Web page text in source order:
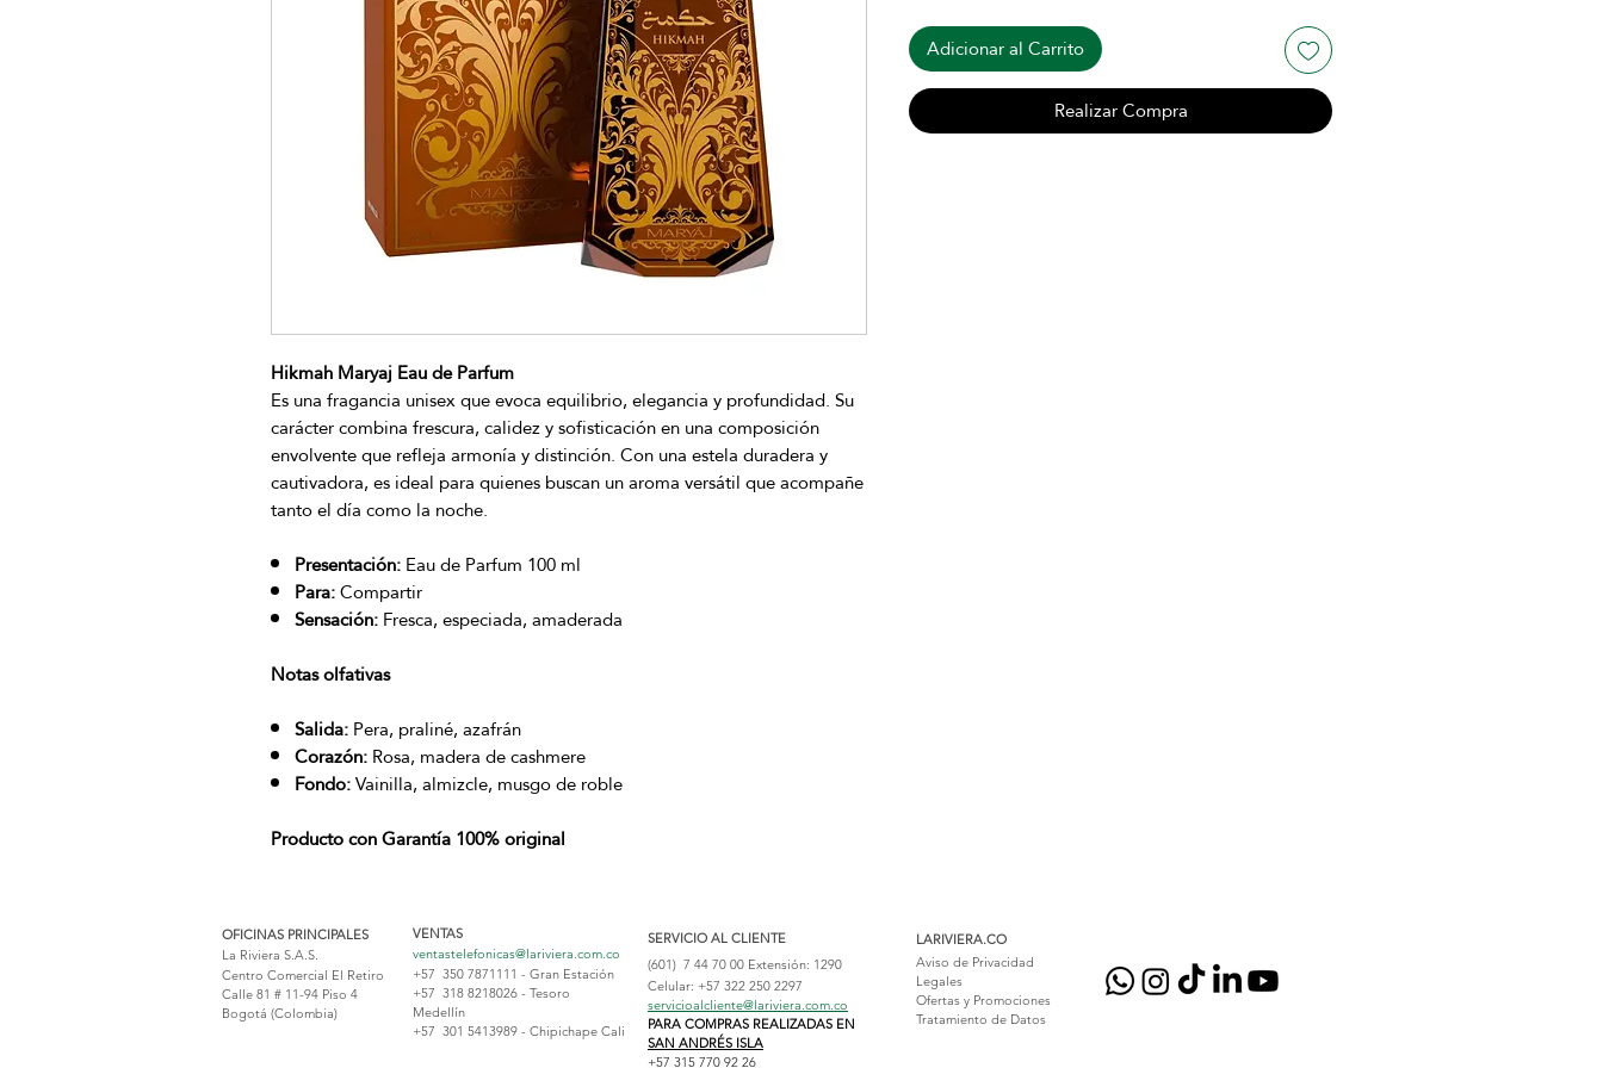
Hikmah Maryaj Eau de Parfum
Es una fragancia unisex que evoca equilibrio, elegancia y profundidad. Su
carácter combina frescura, calidez y sofisticación en una composición
envolvente que refleja armonía y distinción. Con una estela duradera y
cautivadora, es ideal para quienes buscan un aroma versátil que acompañe
tanto el día como la noche.
Presentación:Eau de Parfum 100 ml
Para:Compartir
Sensación:Fresca, especiada, amaderada
Notas olfativas
Salida:Pera, praliné, azafrán
Corazón:Rosa, madera de cashmere
Fondo:Vainilla, almizcle, musgo de roble
Producto con Garantía 100% original
Adicionar al Carrito
Realizar Compra
OFICINAS PRINCIPALES
La Riviera S.A.S.
Centro Comercial El Retiro
Calle 81 # 11-94 Piso 4
Bogotá (Colombia)
VENTAS
ventastelefonicas@lariviera.com.co
+57 350 7871111 - Gran Estación
+57 318 8218026 - Tesoro
Medellín
+57 301 5413989 - Chipichape Cali
SERVICIO AL CLIENTE
(601) 7 44 70 00 Extensión: 1290
Celular: +57 322 250 2297
servicioalcliente@lariviera.com.co
PARA COMPRAS REALIZADAS EN
SAN ANDRÉS ISLA
+57 315 770 92 26
LARIVIERA.CO
Aviso de Privacidad
Legales
Ofertas y Promociones
Tratamiento de Datos